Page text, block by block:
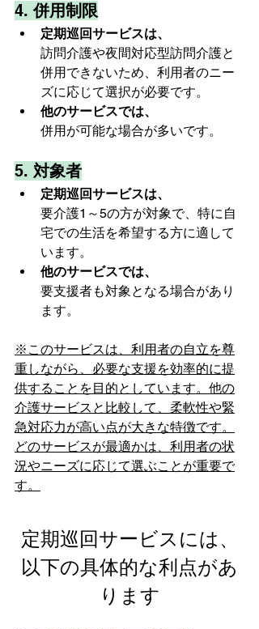
4. 併用制限
定期巡回サービスは、
訪問介護や夜間対応型訪問介護と
併用できないため、利用者のニー
ズに応じて選択が必要です。
他のサービスでは、
併用が可能な場合が多いです。
5. 対象者
定期巡回サービスは、
要介護1～5の方が対象で、特に自
宅での生活を希望する方に適して
います。
他のサービスでは、
要支援者も対象となる場合があり
ます。
※このサービスは、利用者の自立を尊
重しながら、必要な支援を効率的に提
供することを目的としています。他の
介護サービスと比較して、柔軟性や緊
急対応力が高い点が大きな特徴です。
どのサービスが最適かは、利用者の状
況やニーズに応じて選ぶことが重要で
す。
定期巡回サービスには、
以下の具体的な利点があ
ります